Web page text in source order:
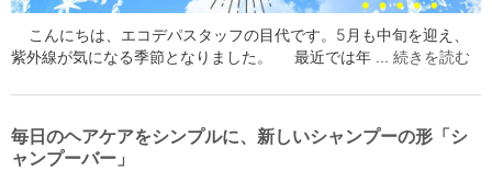
こんにちは、エコデパスタッフの目代です。5月も中旬を迎え、
紫外線が気になる季節となりました。 最近では年 … 続きを読む
毎日のヘアケアをシンプルに、新しいシャンプーの形「シ
ャンプーバー」